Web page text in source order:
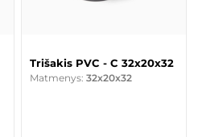
Trišakis PVC - C 32x20x32
Matmenys: 32x20x32